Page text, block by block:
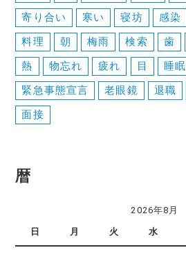
寄り合い
寒い 寝坊 感染
料理
朝 梅雨 検索 歯
熱
物忘れ 疲れ 目 睡眠
緊急事態宣言
老眼鏡 退職
面接
暦
2026年8月
日 月 火 水